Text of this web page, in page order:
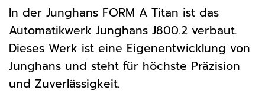
In der Junghans FORM A Titan ist das
Automatikwerk Junghans J800.2 verbaut.
Dieses Werk ist eine Eigenentwicklung von
Junghans und steht für höchste Präzision
und Zuverlässigkeit.